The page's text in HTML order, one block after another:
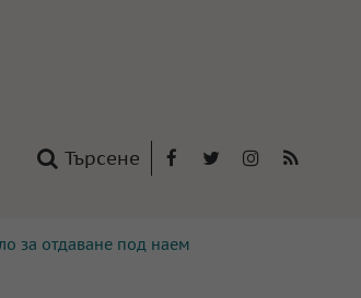
Търсене
за отдаване под наем